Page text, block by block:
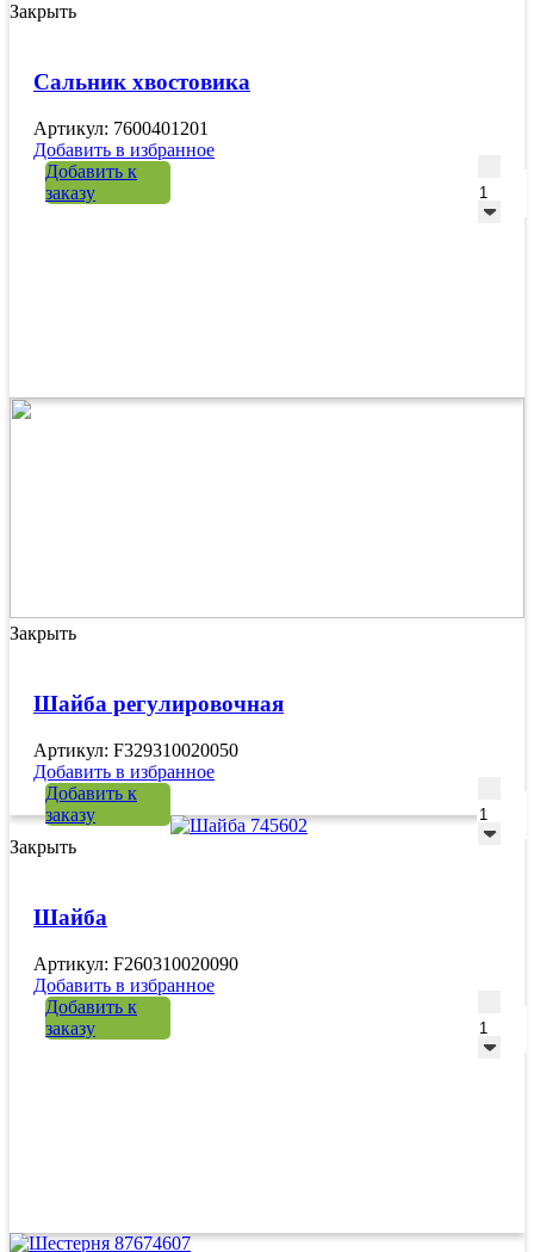
Закрыть
Сальник хвостовика
Артикул: 7600401201
Добавить в избранное
Добавить к
заказу
Закрыть
Шайба регулировочная
Артикул: F329310020050
Добавить в избранное
Добавить к
заказу
Закрыть
Шайба
Артикул: F260310020090
Добавить в избранное
Добавить к
заказу